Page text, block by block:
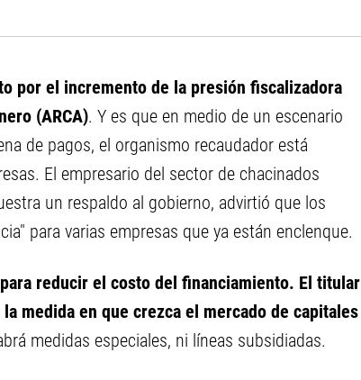
por el incremento de la presión fiscalizadora
(ARCA). Y es que en medio de un escenario
de pagos, el organismo recaudador está
El empresario del sector de chacinados
un respaldo al gobierno, advirtió que los
para varias empresas que ya están enclenque.
reducir el costo del financiamiento. El titular
medida en que crezca el mercado de capitales
medidas especiales, ni líneas subsidiadas.